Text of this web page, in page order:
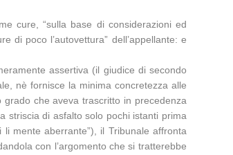
cure, “sulla base di considerazioni ed
di poco l’autovettura” dell’appellante: e
assertiva (il giudice di secondo
nè fornisce la minima concretezza alle
che aveva trascritto in precedenza
striscia di asfalto solo pochi istanti prima
mente aberrante”), il Tribunale affronta
con l’argomento che si tratterebbe